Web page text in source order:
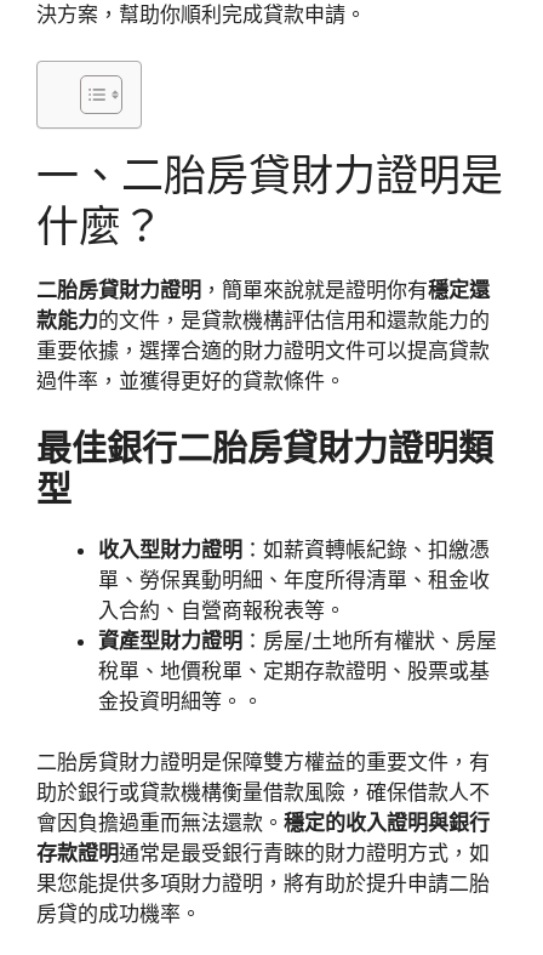
決方案，幫助你順利完成貸款申請。
一、二胎房貸財力證明是
什麼？
二胎房貸財力證明 ，簡單來說就是證明你有穩定還
款能力的文件，是貸款機構評估信用和還款能力的
重要依據，選擇合適的財力證明文件可以提高貸款
過件率，並獲得更好的貸款條件。
最佳銀行二胎房貸財力證明類
型
收入型財力證明 ：如薪資轉帳紀錄、扣繳憑
單、勞保異動明細、年度所得清單、租金收
入合約、自營商報稅表等。
資產型財力證明 ：房屋/土地所有權狀、房屋
稅單、地價稅單、定期存款證明、股票或基
金投資明細等。。
二胎房貸財力證明是保障雙方權益的重要文件，有
助於銀行或貸款機構衡量借款風險，確保借款人不
會因負擔過重而無法還款。 穩定的收入證明與銀行
存款證明通常是最受銀行青睞的財力證明方式，如
果您能提供多項財力證明，將有助於提升申請二胎
房貸的成功機率。